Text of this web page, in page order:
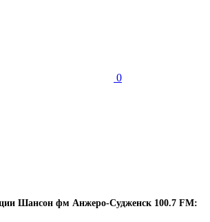
0
Шансон фм Анжеро-Судженск 100.7 FM: